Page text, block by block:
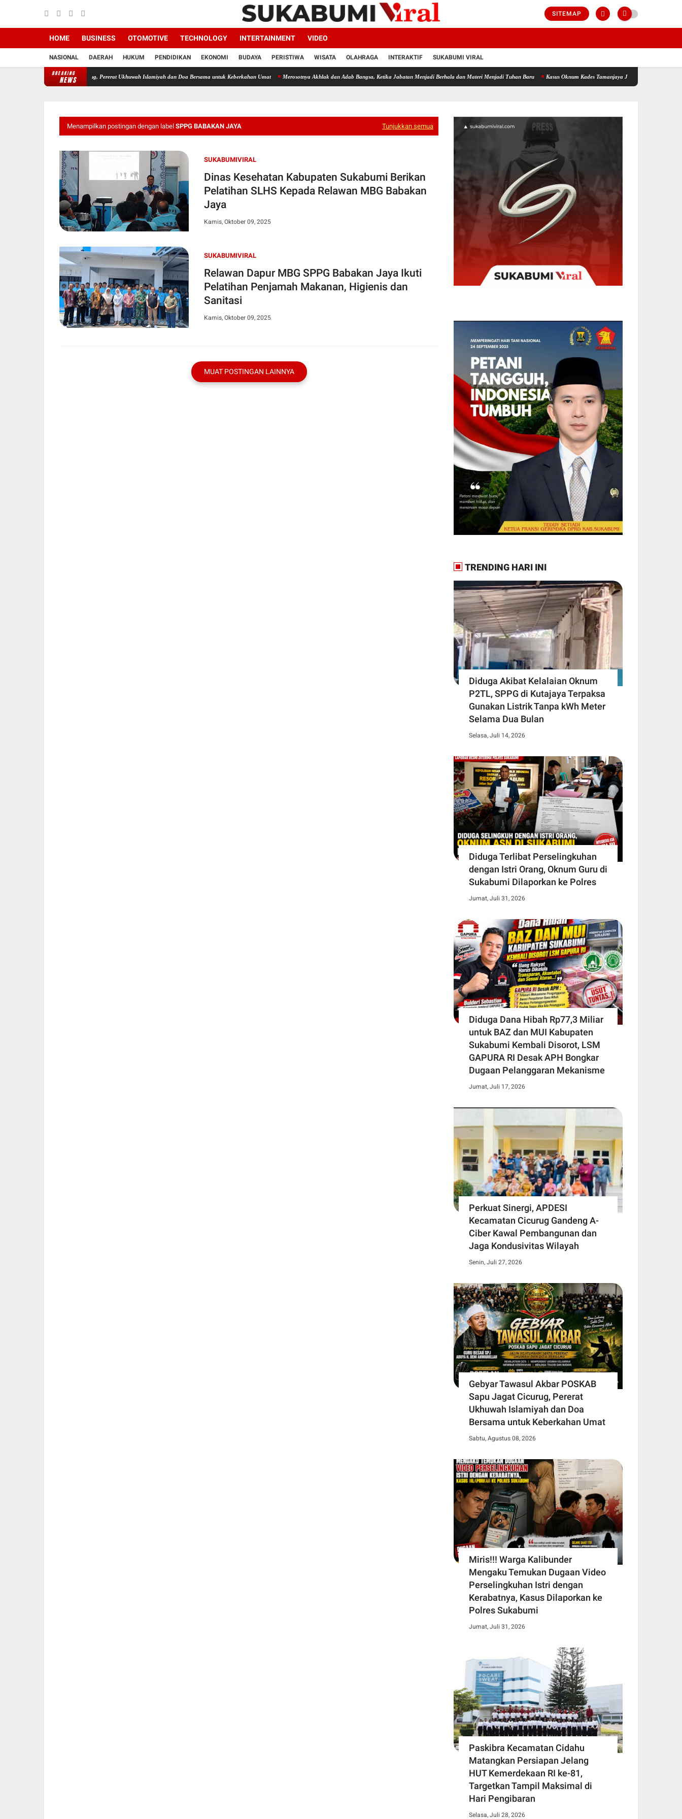
SITEMAP
HOME BUSINESS OTOMOTIVE TECHNOLOGY INTERTAINMENT VIDEO
NASIONAL DAERAH HUKUM PENDIDIKAN EKONOMI BUDAYA PERISTIWA WISATA OLAHRAGA INTERAKTIF SUKABUMI VIRAL
BREAKING
NEWS
Sapu Jagat Cicurug, Pererat Ukhuwah Islamiyah dan Doa Bersama untuk Keberkahan Umat Merosotnya Akhlak dan Adab Bangsa, Ketika Jabatan Menjadi Berhala dan Materi Menjadi Tuhan Baru Kasus Oknum Kades Tamanjaya Jadi Alarm Keras, DPRD Sukabumi
Menampilkan postingan dengan label SPPG BABAKAN JAYA Tunjukkan semua
SUKABUMIVIRAL
Dinas Kesehatan Kabupaten Sukabumi Berikan
Pelatihan SLHS Kepada Relawan MBG Babakan
Jaya
Kamis, Oktober 09, 2025
SUKABUMIVIRAL
Relawan Dapur MBG SPPG Babakan Jaya Ikuti
Pelatihan Penjamah Makanan, Higienis dan
Sanitasi
Kamis, Oktober 09, 2025
MUAT POSTINGAN LAINNYA
TRENDING HARI INI
Diduga Akibat Kelalaian Oknum
P2TL, SPPG di Kutajaya Terpaksa
Gunakan Listrik Tanpa kWh Meter
Selama Dua Bulan
Selasa, Juli 14, 2026
Diduga Terlibat Perselingkuhan
dengan Istri Orang, Oknum Guru di
Sukabumi Dilaporkan ke Polres
Jumat, Juli 31, 2026
Diduga Dana Hibah Rp77,3 Miliar
untuk BAZ dan MUI Kabupaten
Sukabumi Kembali Disorot, LSM
GAPURA RI Desak APH Bongkar
Dugaan Pelanggaran Mekanisme
Jumat, Juli 17, 2026
Perkuat Sinergi, APDESI
Kecamatan Cicurug Gandeng A-
Ciber Kawal Pembangunan dan
Jaga Kondusivitas Wilayah
Senin, Juli 27, 2026
Gebyar Tawasul Akbar POSKAB
Sapu Jagat Cicurug, Pererat
Ukhuwah Islamiyah dan Doa
Bersama untuk Keberkahan Umat
Sabtu, Agustus 08, 2026
Miris!!! Warga Kalibunder
Mengaku Temukan Dugaan Video
Perselingkuhan Istri dengan
Kerabatnya, Kasus Dilaporkan ke
Polres Sukabumi
Jumat, Juli 31, 2026
Paskibra Kecamatan Cidahu
Matangkan Persiapan Jelang
HUT Kemerdekaan RI ke-81,
Targetkan Tampil Maksimal di
Hari Pengibaran
Selasa, Juli 28, 2026